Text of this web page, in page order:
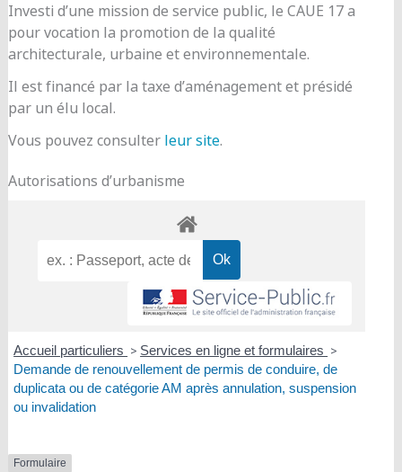
Investi d’une mission de service public, le CAUE 17 a
pour vocation la promotion de la qualité
architecturale, urbaine et environnementale.
Il est financé par la taxe d’aménagement et présidé
par un élu local.
Vous pouvez consulter leur site.
Autorisations d’urbanisme
Accueil particuliers > Services en ligne et formulaires >
Demande de renouvellement de permis de conduire, de
duplicata ou de catégorie AM après annulation, suspension
ou invalidation
Formulaire